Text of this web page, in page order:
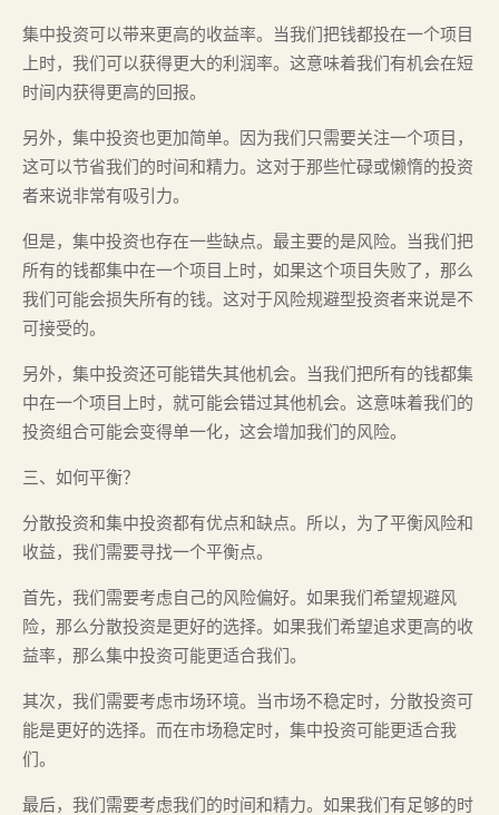
集中投资可以带来更高的收益率。当我们把钱都投在一个项目
上时，我们可以获得更大的利润率。这意味着我们有机会在短
时间内获得更高的回报。
另外，集中投资也更加简单。因为我们只需要关注一个项目，
这可以节省我们的时间和精力。这对于那些忙碌或懒惰的投资
者来说非常有吸引力。
但是，集中投资也存在一些缺点。最主要的是风险。当我们把
所有的钱都集中在一个项目上时，如果这个项目失败了，那么
我们可能会损失所有的钱。这对于风险规避型投资者来说是不
可接受的。
另外，集中投资还可能错失其他机会。当我们把所有的钱都集
中在一个项目上时，就可能会错过其他机会。这意味着我们的
投资组合可能会变得单一化，这会增加我们的风险。
三、如何平衡？
分散投资和集中投资都有优点和缺点。所以，为了平衡风险和
收益，我们需要寻找一个平衡点。
首先，我们需要考虑自己的风险偏好。如果我们希望规避风
险，那么分散投资是更好的选择。如果我们希望追求更高的收
益率，那么集中投资可能更适合我们。
其次，我们需要考虑市场环境。当市场不稳定时，分散投资可
能是更好的选择。而在市场稳定时，集中投资可能更适合我
们。
最后，我们需要考虑我们的时间和精力。如果我们有足够的时